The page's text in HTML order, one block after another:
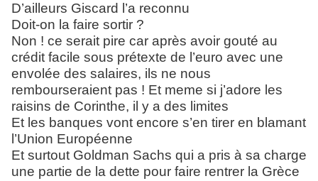
D’ailleurs Giscard l’a reconnu
Doit-on la faire sortir ?
Non ! ce serait pire car après avoir gouté au
crédit facile sous prétexte de l’euro avec une
envolée des salaires, ils ne nous
rembourseraient pas ! Et meme si j’adore les
raisins de Corinthe, il y a des limites
Et les banques vont encore s’en tirer en blamant
l’Union Européenne
Et surtout Goldman Sachs qui a pris à sa charge
une partie de la dette pour faire rentrer la Grèce